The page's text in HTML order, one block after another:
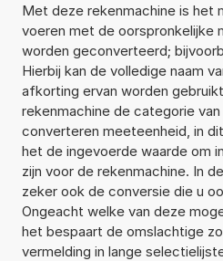
Met deze rekenmachine is het
voeren met de oorspronkelijke
worden geconverteerd;
Hierbij kan de volledige naam
afkorting ervan worden
rekenmachine de categorie
converteren meeteenheid, in
het de ingevoerde waarde om
zijn voor de rekenmachine. In
zeker ook de conversie die u
Ongeacht welke van deze
het bespaart de omslachtige
vermelding in lange